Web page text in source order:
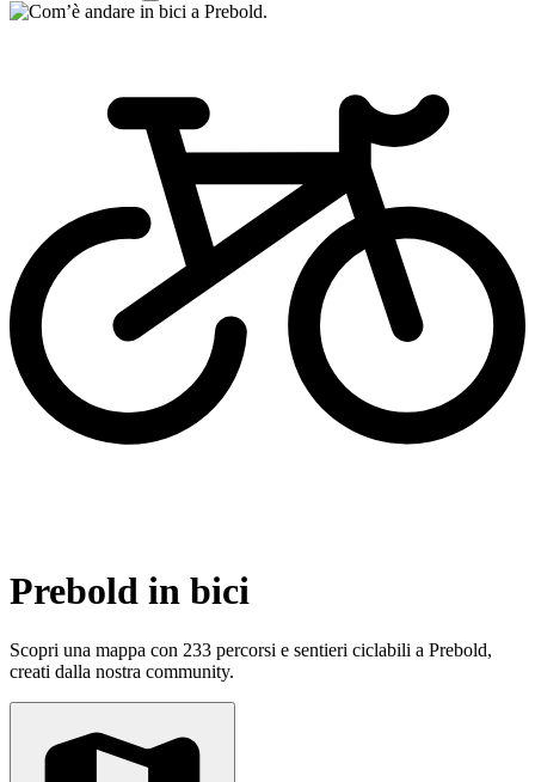
Prebold in bici
Scopri una mappa con 233 percorsi e sentieri ciclabili a Prebold,
creati dalla nostra community.